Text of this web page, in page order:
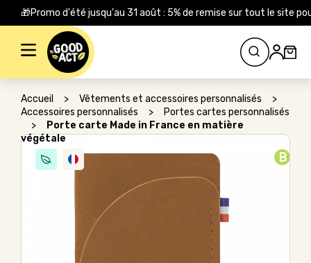
🎁Promo d'été jusqu'au 31 août : 5% de remise sur tout le site
Rechercher :
Accueil > Vêtements et accessoires personnalisés
>
Accessoires personnalisés
>
Portes cartes personnalisés
>
Porte carte Made in France en matière
végétale
B